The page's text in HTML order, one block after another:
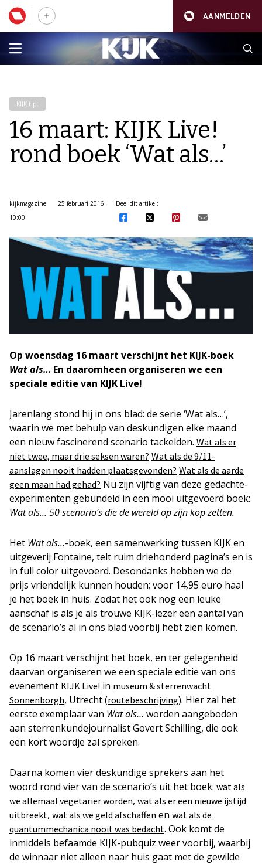
AANMELDEN
KIJK tipt
16 maart: KIJK Live!
rond boek ‘Wat als…’
kijkmagazine
25 februari 2016
10:00
Deel dit artikel:
Op woensdag 16 maart verschijnt het KIJK-boek
Wat als… En daaromheen organiseren we een
speciale editie van KIJK Live!
Jarenlang stond hij in ons blad: de serie ‘Wat als…’,
waarin we met behulp van deskundigen elke maand
een nieuw fascinerend scenario tackelden. Wat als er
niet twee, maar drie seksen waren? Wat als de 9/11-
aanslagen nooit hadden plaatsgevonden? Wat als de aarde
geen maan had gehad? Nu zijn vijftig van deze gedachte-
experimenten gebundeld in een mooi uitgevoerd boek:
Wat als… 50 scenario’s die de wereld op zijn kop zetten.
Het Wat als…-boek, een samenwerking tussen KIJK en
uitgeverij Fontaine, telt ruim driehonderd pagina’s en is
in full color uitgevoerd. Desondanks hebben we de
prijs vriendelijk kunnen houden; voor 14,95 euro haal
je het boek in huis. Zodat het ook nog een leuke
aanschaf is als je als trouwe KIJK-lezer een aantal van
de scenario’s al in ons blad voorbij hebt zien komen.
Op 16 maart verschijnt het boek, en ter gelegenheid
daarvan organiseren we een speciale editie van ons
evenement KIJK Live! in museum & sterrenwacht
Sonnenborgh, Utrecht (routebeschrijving). Hier zal het
eerste exemplaar van Wat als… worden aangeboden
aan sterrenkundejournalist Govert Schilling, die ook
een kort woordje zal spreken.
Daarna komen vier deskundige sprekers aan het
woord rond vier van de scenario’s uit het boek: wat als
we allemaal vegetariër worden, wat als er een nieuwe ijstijd
uitbreekt, wat als we geld afschaffen en wat als de
quantummechanica nooit was bedacht. Ook komt de
inmiddels befaamde KIJK-pubquiz weer voorbij, waarbij
de winnaar niet alleen naar huis gaat met de gewilde